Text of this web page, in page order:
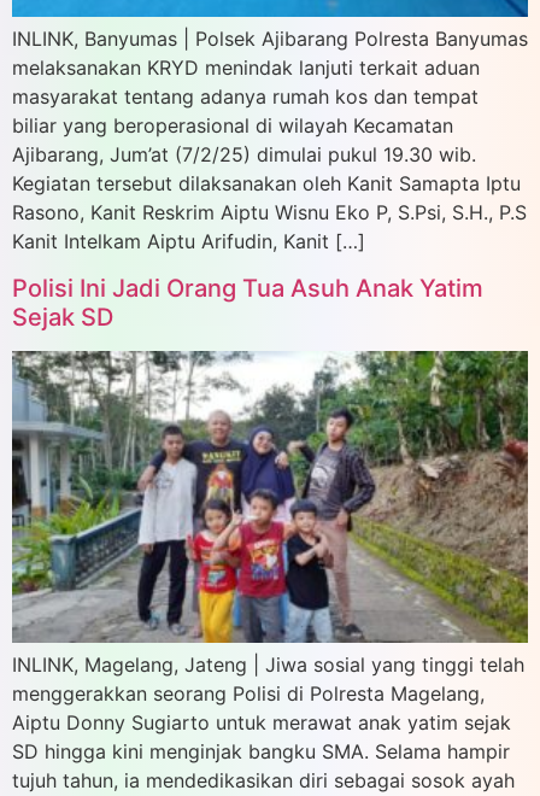
INLINK, Banyumas | Polsek Ajibarang Polresta Banyumas
melaksanakan KRYD menindak lanjuti terkait aduan
masyarakat tentang adanya rumah kos dan tempat
biliar yang beroperasional di wilayah Kecamatan
Ajibarang, Jum’at (7/2/25) dimulai pukul 19.30 wib.
Kegiatan tersebut dilaksanakan oleh Kanit Samapta Iptu
Rasono, Kanit Reskrim Aiptu Wisnu Eko P, S.Psi, S.H., P.S
Kanit Intelkam Aiptu Arifudin, Kanit […]
Polisi Ini Jadi Orang Tua Asuh Anak Yatim
Sejak SD
INLINK, Magelang, Jateng | Jiwa sosial yang tinggi telah
menggerakkan seorang Polisi di Polresta Magelang,
Aiptu Donny Sugiarto untuk merawat anak yatim sejak
SD hingga kini menginjak bangku SMA. Selama hampir
tujuh tahun, ia mendedikasikan diri sebagai sosok ayah